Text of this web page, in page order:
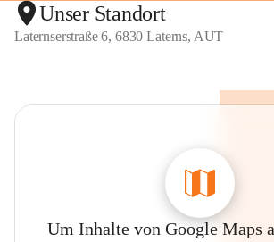
Unser Standort
Laternserstraße 6, 6830 Laterns, AUT
Um Inhalte von Google Maps